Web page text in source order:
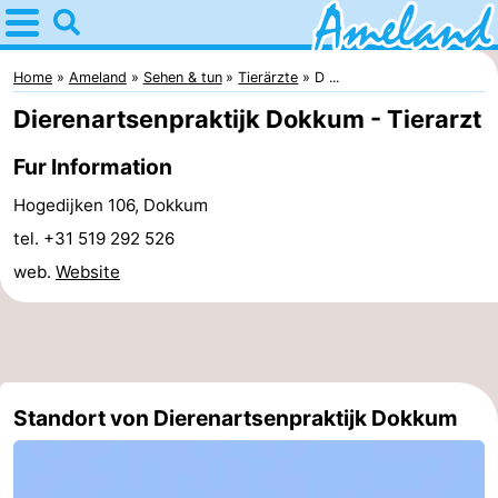
Home
Ameland
Tipps
Für
Natur
-
Home Ameland Sehen & tun Tierärzte D ...
Dierenartsenpraktijk Dokkum - Tierarzt
Fur Information
Hogedijken 106, Dokkum
tel. +31 519 292 526
web. Website
Standort von Dierenartsenpraktijk Dokkum